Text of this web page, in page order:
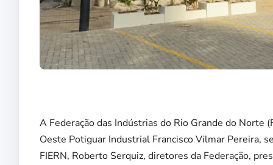
A Federação das Indústrias do Rio Grande do Norte
Oeste Potiguar Industrial Francisco Vilmar Pereira,
FIERN, Roberto Serquiz, diretores da Federação,